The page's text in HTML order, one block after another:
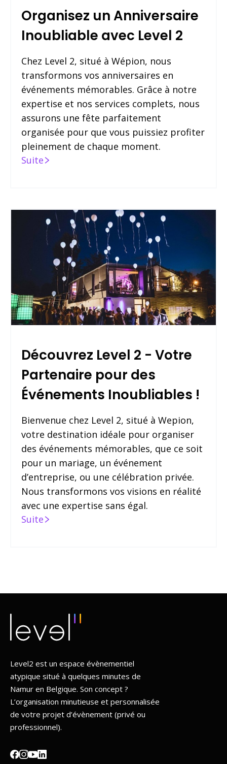
Organisez un Anniversaire
Inoubliable avec Level 2
Chez Level 2, situé à Wépion, nous
transformons vos anniversaires en
événements mémorables. Grâce à notre
expertise et nos services complets, nous
assurons une fête parfaitement
organisée pour que vous puissiez profiter
pleinement de chaque moment.
Suite
Découvrez Level 2 - Votre
Partenaire pour des
Événements Inoubliables !
Bienvenue chez Level 2, situé à Wepion,
votre destination idéale pour organiser
des événements mémorables, que ce soit
pour un mariage, un événement
d’entreprise, ou une célébration privée.
Nous transformons vos visions en réalité
avec une expertise sans égal.
Suite
Level2 est un espace évènementiel
atypique situé à quelques minutes de
Namur en Belgique. Son concept ?
L’organisation minutieuse et personnalisée
de votre projet d’évènement (privé ou
professionnel).